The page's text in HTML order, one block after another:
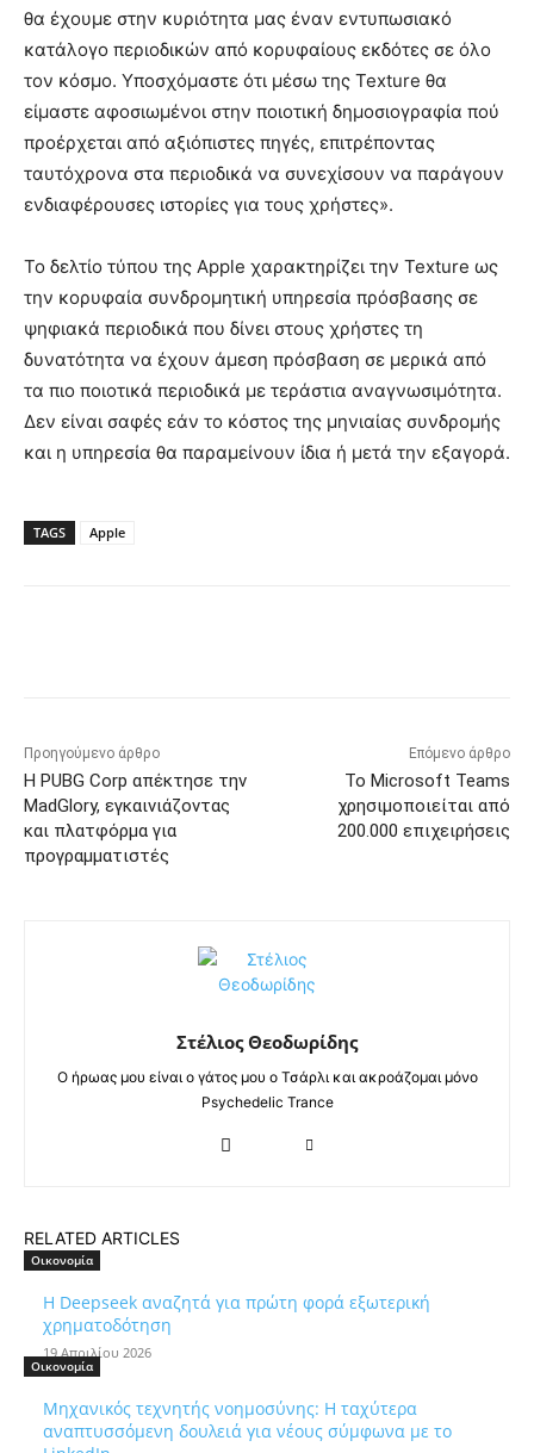
θα έχουμε στην κυριότητα μας έναν εντυπωσιακό
κατάλογο περιοδικών από κορυφαίους εκδότες σε όλο
τον κόσμο. Υποσχόμαστε ότι μέσω της Texture θα
είμαστε αφοσιωμένοι στην ποιοτική δημοσιογραφία πού
προέρχεται από αξιόπιστες πηγές, επιτρέποντας
ταυτόχρονα στα περιοδικά να συνεχίσουν να παράγουν
ενδιαφέρουσες ιστορίες για τους χρήστες».
Το δελτίο τύπου της Apple χαρακτηρίζει την Texture ως
την κορυφαία συνδρομητική υπηρεσία πρόσβασης σε
ψηφιακά περιοδικά που δίνει στους χρήστες τη
δυνατότητα να έχουν άμεση πρόσβαση σε μερικά από
τα πιο ποιοτικά περιοδικά με τεράστια αναγνωσιμότητα.
Δεν είναι σαφές εάν το κόστος της μηνιαίας συνδρομής
και η υπηρεσία θα παραμείνουν ίδια ή μετά την εξαγορά.
TAGS Apple
Προηγούμενο άρθρο
Η PUBG Corp απέκτησε την
MadGlory, εγκαινιάζοντας
και πλατφόρμα για
προγραμματιστές
Επόμενο άρθρο
Το Microsoft Teams
χρησιμοποιείται από
200.000 επιχειρήσεις
Στέλιος Θεοδωρίδης
Ο ήρωας μου είναι ο γάτος μου ο Τσάρλι και ακροάζομαι μόνο
Psychedelic Trance
RELATED ARTICLES
Οικονομία
Η Deepseek αναζητά για πρώτη φορά εξωτερική
χρηματοδότηση
19 Απριλίου 2026
Οικονομία
Μηχανικός τεχνητής νοημοσύνης: Η ταχύτερα
αναπτυσσόμενη δουλειά για νέους σύμφωνα με το